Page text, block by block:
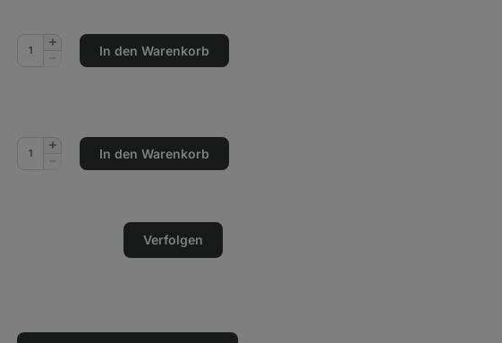
entfernen
Menge
hinzufügenIn den Warenkorb
entfernen
Menge
hinzufügenIn den Warenkorb
Verfolgen